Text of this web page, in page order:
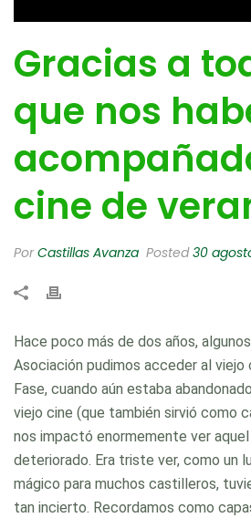
Gracias a
que nos
cine de
PorCastillas Avanza Posted30
Hace poco más de dos años,
Asociación pudimos acceder al viejo
Fase, cuando aún estaba
viejo cine (que también sirvió como
nos impactó enormemente ver
deteriorado. Era triste ver, como un
mágico para muchos castilleros,
tan incierto. Recordamos como